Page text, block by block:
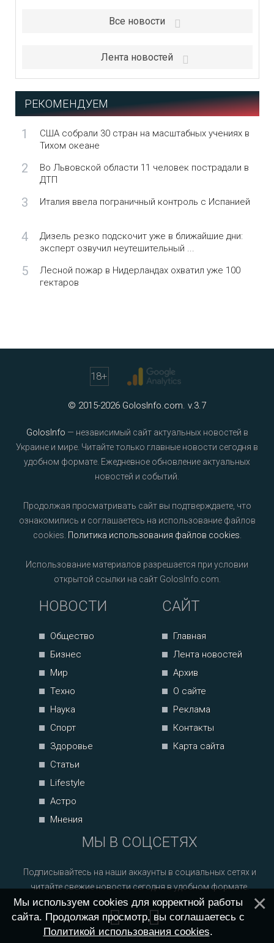
Все новости
Лента новостей
РЕКОМЕНДУЕМ
1
США собрали 30 стран на масштабных учениях в
Тихом океане
2
Во Львовской области 11 человек пострадали в
ДТП
3 Италия ввела пограничный контроль с Испанией
4
Дизель резко подскочит уже в ближайшие дни:
эксперт озвучил неутешительный ...
5
Лесной пожар в Нидерландах охватил уже 100
гектаров
18+
© 2015-2026 GolosInfo.com. v.3.7
GolosInfo — независимый сайт актуальных новостей в
Украине и мире. Читайте только главные новости сегодня в
удобном формате. Ежедневное обновление актуальных
новостей и событий.
Продолжая просматривать сайт вы подтверждаете, что
ознакомились и соглашаетесь на использование файлов
cookies. Политика использования файлов cookies
Использование материалов разрешается при условии
открытой ссылки на сайт GolosInfo.com.
НОВОСТИ
Общество
Бизнес
Мир
Техно
Наука
Спорт
Здоровье
Статьи
Lifestyle
Астро
Мнения
САЙТ
Главная
Лента новостей
Архив
О сайте
Реклама
Контакты
Карта сайта
МЫ В СОЦСЕТЯХ
Подписывайтесь на наши аккаунты в социальных сетях и
читайте свежие новости сегодня в удобном формате.
Мы используем cookies для корректной работы
сайта. Продолжая просмотр, вы соглашаетесь с
Политикой использования cookies.